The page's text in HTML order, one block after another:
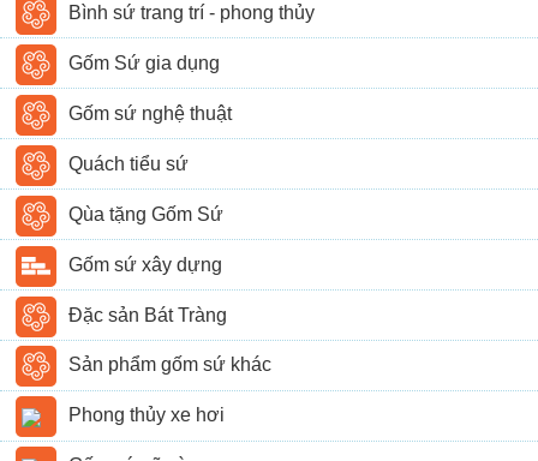
Bình sứ trang trí - phong thủy
Gốm Sứ gia dụng
Gốm sứ nghệ thuật
Quách tiểu sứ
Qùa tặng Gốm Sứ
Gốm sứ xây dựng
Đặc sản Bát Tràng
Sản phẩm gốm sứ khác
Phong thủy xe hơi